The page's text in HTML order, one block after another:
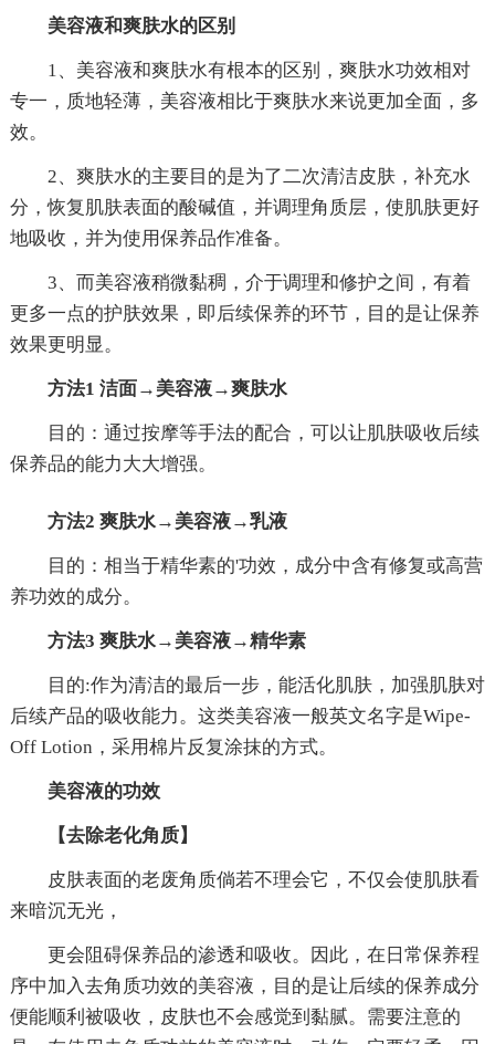
美容液和爽肤水的区别
1、美容液和爽肤水有根本的区别，爽肤水功效相对
专一，质地轻薄，美容液相比于爽肤水来说更加全面，多
效。
2、爽肤水的主要目的是为了二次清洁皮肤，补充水
分，恢复肌肤表面的酸碱值，并调理角质层，使肌肤更好
地吸收，并为使用保养品作准备。
3、而美容液稍微黏稠，介于调理和修护之间，有着
更多一点的护肤效果，即后续保养的环节，目的是让保养
效果更明显。
方法1 洁面→美容液→爽肤水
目的：通过按摩等手法的配合，可以让肌肤吸收后续
保养品的能力大大增强。
方法2 爽肤水→美容液→乳液
目的：相当于精华素的'功效，成分中含有修复或高营
养功效的成分。
方法3 爽肤水→美容液→精华素
目的:作为清洁的最后一步，能活化肌肤，加强肌肤对
后续产品的吸收能力。这类美容液一般英文名字是Wipe-
Off Lotion，采用棉片反复涂抹的方式。
美容液的功效
【去除老化角质】
皮肤表面的老废角质倘若不理会它，不仅会使肌肤看
来暗沉无光，
更会阻碍保养品的渗透和吸收。因此，在日常保养程
序中加入去角质功效的美容液，目的是让后续的保养成分
便能顺利被吸收，皮肤也不会感觉到黏腻。需要注意的